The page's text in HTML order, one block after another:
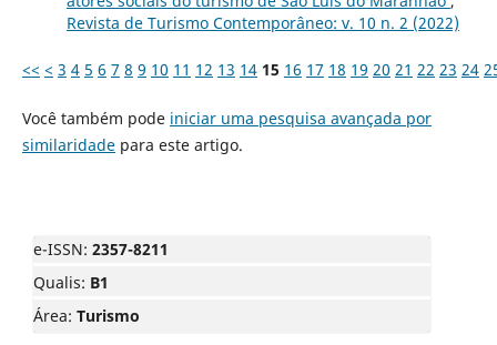
Revista de Turismo Contemporâneo: v. 10 n. 2 (2022)
<< < 3 4 5 6 7 8 9 10 11 12 13 14 15 16 17 18 19 20 21 22 23 24
Você também pode iniciar uma pesquisa avançada por
similaridadepara este artigo.
e-ISSN: 2357-8211
Qualis: B1
Área: Turismo